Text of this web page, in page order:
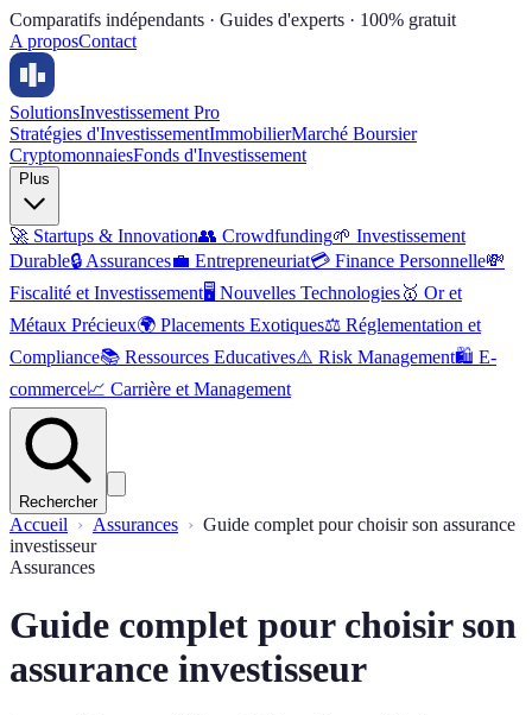
Comparatifs indépendants · Guides d'experts · 100% gratuit
A proposContact
SolutionsInvestissement Pro
Stratégies d'InvestissementImmobilierMarché Boursier
CryptomonnaiesFonds d'Investissement
Plus
🚀 Startups & Innovation👥 Crowdfunding🌱 Investissement
Durable🔒 Assurances💼 Entrepreneuriat💳 Finance Personnelle💸
Fiscalité et Investissement🖥️ Nouvelles Technologies🥇 Or et
Métaux Précieux🌍 Placements Exotiques⚖️ Réglementation et
Compliance📚 Ressources Educatives⚠️ Risk Management🛍️ E-
commerce📈 Carrière et Management
Rechercher
Accueil Assurances
Guide complet pour choisir son assurance
investisseur
Assurances
Guide complet pour choisir son
assurance investisseur